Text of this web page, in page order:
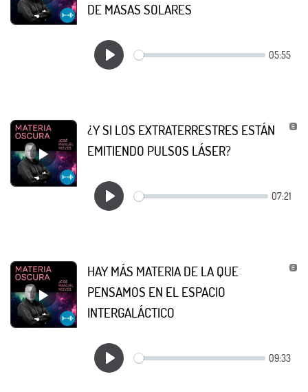
DE MASAS SOLARES
¿Y SI LOS EXTRATERRESTRES ESTÁN
EMITIENDO PULSOS LÁSER?
HAY MÁS MATERIA DE LA QUE
PENSAMOS EN EL ESPACIO
INTERGALÁCTICO